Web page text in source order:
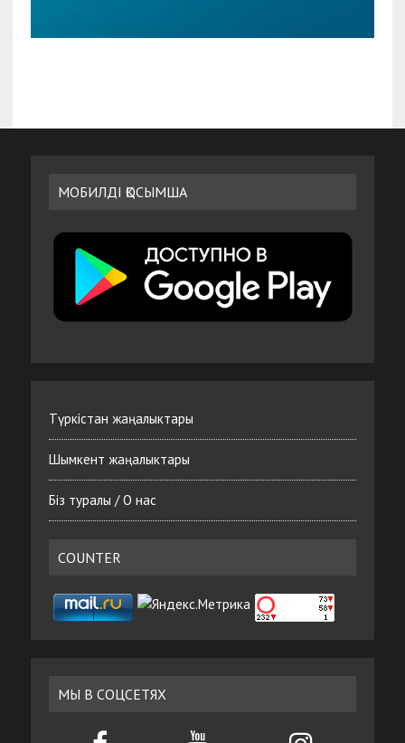
МОБИЛДІ ҚОСЫМША
Түркістан жаңалыктары
Шымкент жаңалыктары
Біз туралы / О нас
COUNTER
МЫ В СОЦСЕТЯХ